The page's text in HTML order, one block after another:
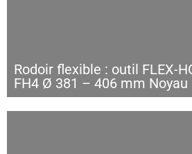
Rodoir flexible : outil FLEX-
FH4 Ø 381 – 406 mm Noyau